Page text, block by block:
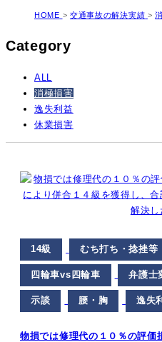
HOME > 交通事故の解決実績 >
Category
ALL
消極損害
逸失利益
休業損害
14級 むち打ち・捻挫等
四輪車vs四輪車 弁護士
示談 腰・胸 逸失
物損では修理代の１０％の評価